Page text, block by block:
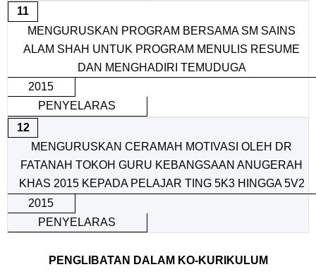
11
MENGURUSKAN PROGRAM BERSAMA SM SAINS
ALAM SHAH UNTUK PROGRAM MENULIS RESUME
DAN MENGHADIRI TEMUDUGA
2015
PENYELARAS
12
MENGURUSKAN CERAMAH MOTIVASI OLEH DR
FATANAH TOKOH GURU KEBANGSAAN ANUGERAH
KHAS 2015 KEPADA PELAJAR TING 5K3 HINGGA 5V2
2015
PENYELARAS
PENGLIBATAN DALAM KO-KURIKULUM